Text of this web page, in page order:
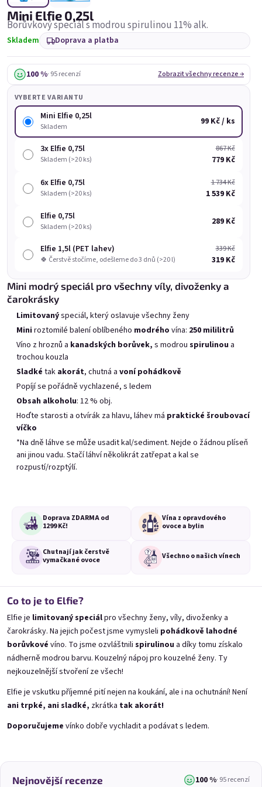
Mini Čokobanánek 0,25l
Skladem
99 Kč
Přidat do košíku
Mini Elfie 0,25l
Výpis produktů
Doporučujeme Nejlevnější
Nejdražší
Borůvkový speciál s modrou spirulinou 11% alk.
Skladem(>20 ks)
99 Kč
levandulový speciál 11,5% alk.
Skladem(>20 ks)
Mini Bezi 0,25l
Víno z květů černého bezu | 11,5% alk.
119 Kč
Přidat do košíku
Mini Čokobanánek 0,25l
Banánový speciál s čokoládou | 11% alk.
(>20 ks)
99 Kč
Mini Elfie 0,25l
Borůvkový speciál s modrou spirulinou 11% alk.
Skladem Doprava a platba
100 %· 95 recenzí Zobrazit všechny recenze →
VYBERTE VARIANTU
Mini Elfie 0,25l
Skladem 99 Kč / ks
3x Elfie 0,75l
Skladem (>20 ks)
867 Kč
779 Kč
6x Elfie 0,75l
Skladem (>20 ks)
1 734 Kč
1 539 Kč
Elfie 0,75l
Skladem (>20 ks) 289 Kč
Elfie 1,5l (PET lahev)
🍀 Čerstvě stočíme, odešleme do 3 dnů (>20 l)
339 Kč
319 Kč
Mini modrý speciál pro všechny víly, divoženky a
čarokrásky
Limitovanýspeciál, který oslavuje všechny ženy
Mini roztomilé balení oblíbeného modrého vína: 250 mililitrů
Víno z hroznů a kanadských borůvek, s modrou spirulinou a
trochou kouzla
Sladké tak akorát, chutná a voní pohádkově
Popíjí se pořádně vychlazené, s ledem
Obsah alkoholu: 12 % obj.
Hoďte starosti a otvírák za hlavu, láhev má praktické šroubovací
víčko
*Na dně láhve se může usadit kal/sediment. Nejde o žádnou plíseň
ani jinou vadu. Stačí láhví několikrát zatřepat a kal se
rozpustí/rozptýlí.
Doprava ZDARMA od
1299 Kč!
Vína z opravdového
ovoce a bylin
Chutnají jak čerstvě
vymačkané ovoce
Všechno onašich vínech
Co to je to Elfie?
Elfie je limitovaný speciálpro všechny ženy, víly, divoženky a
čarokrásky. Na jejich počest jsme vymysleli pohádkově lahodné
borůvkové víno. To jsme ozvláštnili spirulinou a díky tomu získalo
nádherně modrou barvu. Kouzelný nápoj pro kouzelné ženy. Ty
nejkouzelnější stvoření ze všech!
Elfie je vskutku příjemné pití nejen na koukání, ale i na ochutnání! Není
ani trpké, ani sladké, zkrátka tak akorát!
Doporučujeme vínko dobře vychladit a podávat s ledem.
Nejnovější recenze 100 %· 95 recenzí